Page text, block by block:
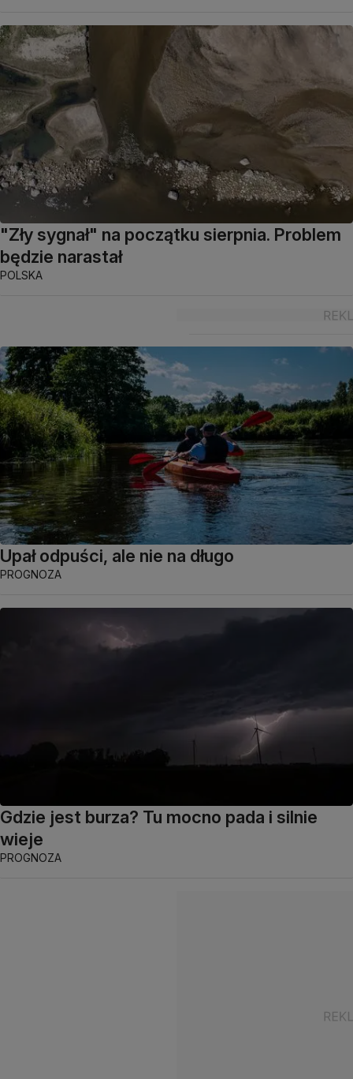
"Zły sygnał" na początku sierpnia. Problem
będzie narastał
POLSKA
Upał odpuści, ale nie na długo
PROGNOZA
Gdzie jest burza? Tu mocno pada i silnie
wieje
PROGNOZA